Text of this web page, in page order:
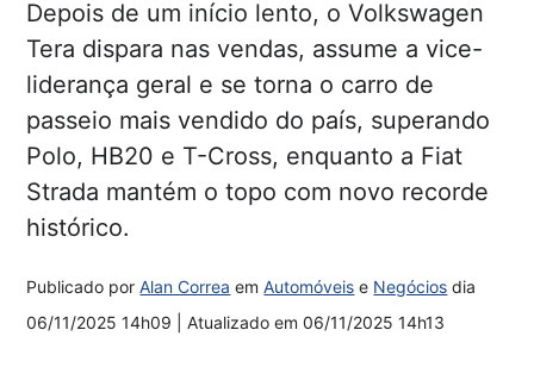
Depois de um início lento, o Volkswagen
Tera dispara nas vendas, assume a vice-
liderança geral e se torna o carro de
passeio mais vendido do país, superando
Polo, HB20 e T-Cross, enquanto a Fiat
Strada mantém o topo com novo recorde
histórico.
Publicado porAlan Correa emAutomóveis e Negócios dia
06/11/2025 14h09
| Atualizado em06/11/2025 14h13